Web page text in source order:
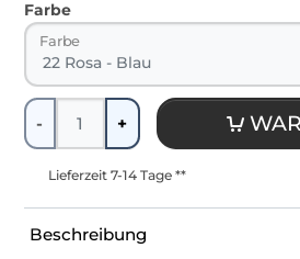
Farbe
Farbe
Menge
- +
Lieferzeit 7-14 Tage **
Beschreibung